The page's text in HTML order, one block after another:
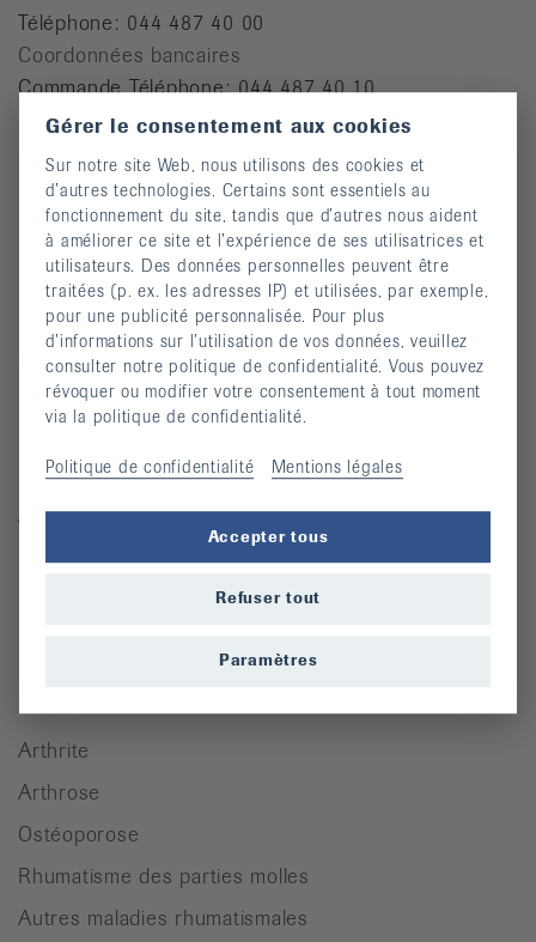
Téléphone: 044 487 40 00
Coordonnées bancaires
Commande Téléphone: 044 487 40 10
info@rheumaliga.ch
Formulaire de contact
Univers des dons
Pour des personnes atteintes de rhumatisme
Cours
Manifestations
Publications
Vidéos
Lettre d’information
Arthrite
Arthrose
Ostéoporose
Rhumatisme des parties molles
Autres maladies rhumatismales
Gérer le consentement aux cookies
Sur notre site Web, nous utilisons des cookies et
d’autres technologies. Certains sont essentiels au
fonctionnement du site, tandis que d’autres nous aident
à améliorer ce site et l’expérience de ses utilisatrices et
utilisateurs. Des données personnelles peuvent être
traitées (p. ex. les adresses IP) et utilisées, par exemple,
pour une publicité personnalisée. Pour plus
d’informations sur l’utilisation de vos données, veuillez
consulter notre politique de confidentialité. Vous pouvez
révoquer ou modifier votre consentement à tout moment
via la politique de confidentialité.
Politique de confidentialité Mentions légales
Accepter tous
Refuser tout
Paramètres